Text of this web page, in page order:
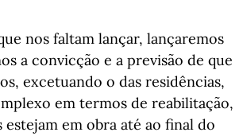
nos faltam lançar, lançaremos
a convicção e a previsão de que
excetuando o das residências,
em termos de reabilitação,
em obra até ao final do